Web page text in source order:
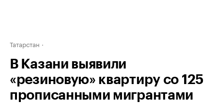
Татарстан
В Казани выявили
«резиновую» квартиру со 125
прописанными мигрантами